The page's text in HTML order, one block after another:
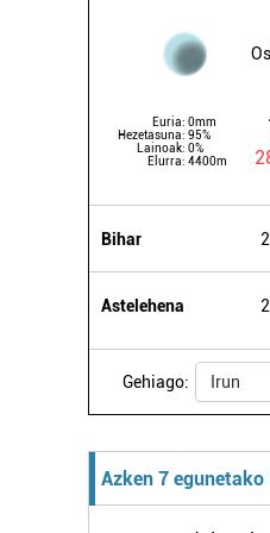
Euria: 0mm
Hezetasuna: 95%
Lainoak: 0%
Elurra: 4400m
Bihar
Astelehena
Gehiago: Irun
Azken 7